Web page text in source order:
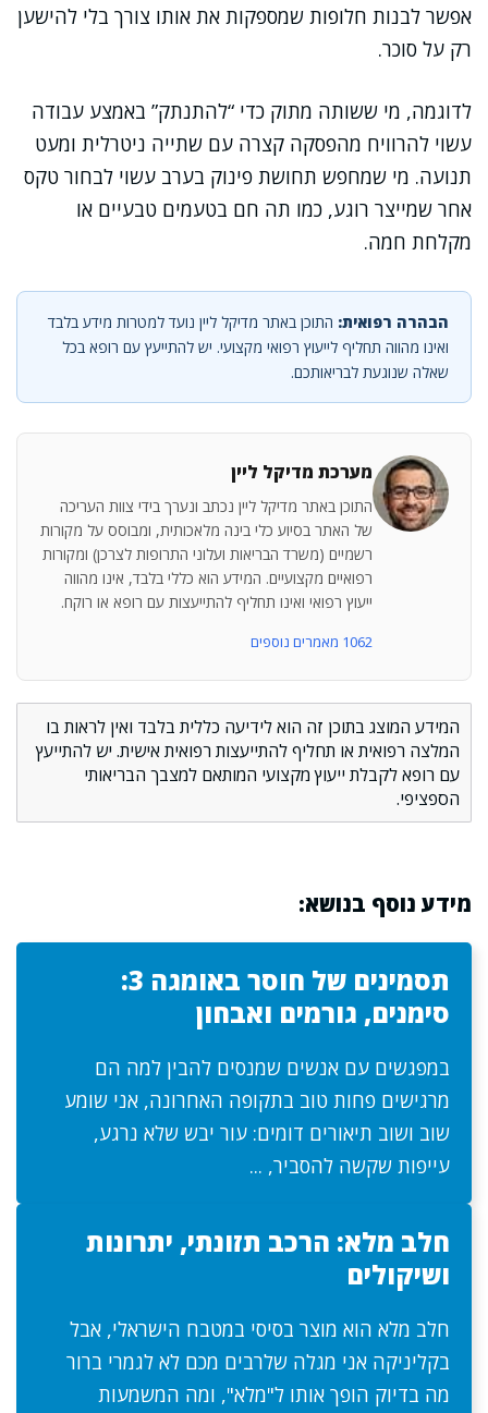
אפשר לבנות חלופות שמספקות את אותו צורך בלי להישען
רק על סוכר.
לדוגמה, מי ששותה מתוק כדי “להתנתק” באמצע עבודה
עשוי להרוויח מהפסקה קצרה עם שתייה ניטרלית ומעט
תנועה. מי שמחפש תחושת פינוק בערב עשוי לבחור טקס
אחר שמייצר רוגע, כמו תה חם בטעמים טבעיים או
מקלחת חמה.
הבהרה רפואית: התוכן באתר מדיקל ליין נועד למטרות מידע בלבד
ואינו מהווה תחליף לייעוץ רפואי מקצועי. יש להתייעץ עם רופא בכל
שאלה שנוגעת לבריאותכם.
מערכת מדיקל ליין
התוכן באתר מדיקל ליין נכתב ונערך בידי צוות העריכה
של האתר בסיוע כלי בינה מלאכותית, ומבוסס על מקורות
רשמיים (משרד הבריאות ועלוני התרופות לצרכן) ומקורות
רפואיים מקצועיים. המידע הוא כללי בלבד, אינו מהווה
ייעוץ רפואי ואינו תחליף להתייעצות עם רופא או רוקח.
1062 מאמרים נוספים
המידע המוצג בתוכן זה הוא לידיעה כללית בלבד ואין לראות בו
המלצה רפואית או תחליף להתייעצות רפואית אישית. יש להתייעץ
עם רופא לקבלת ייעוץ מקצועי המותאם למצבך הבריאותי
הספציפי.
מידע נוסף בנושא:
תסמינים של חוסר באומגה 3:
סימנים, גורמים ואבחון
במפגשים עם אנשים שמנסים להבין למה הם
מרגישים פחות טוב בתקופה האחרונה, אני שומע
שוב ושוב תיאורים דומים: עור יבש שלא נרגע,
עייפות שקשה להסביר, ...
חלב מלא: הרכב תזונתי, יתרונות
ושיקולים
חלב מלא הוא מוצר בסיסי במטבח הישראלי, אבל
בקליניקה אני מגלה שלרבים מכם לא לגמרי ברור
מה בדיוק הופך אותו ל"מלא", ומה המשמעות